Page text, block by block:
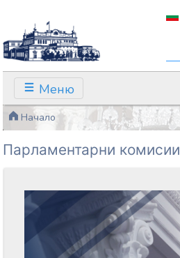
Меню
Начало
Парламентарни комисии